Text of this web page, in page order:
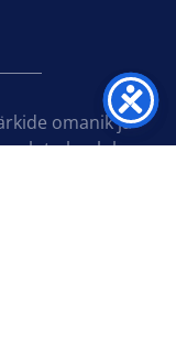
omanik ja
kuulub